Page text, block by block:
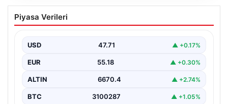
Otoyolda dron destekli denetim: Bin
123 araca ceza
Piyasa Verileri
USD 47.71 ▲ +0.17%
EUR 55.18 ▲ +0.30%
ALTIN 6670.4 ▲ +2.74%
BTC 3100287 ▲ +1.05%